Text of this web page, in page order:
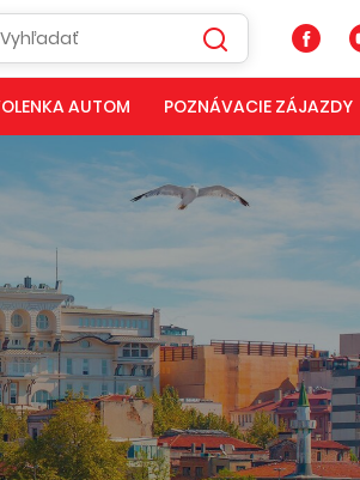
AUTOM POZNÁVACIE ZÁJAZDY